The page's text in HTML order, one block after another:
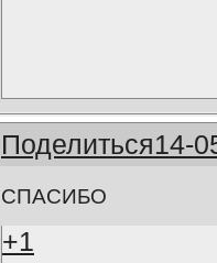
Поделиться14-
СПАСИБО
+1